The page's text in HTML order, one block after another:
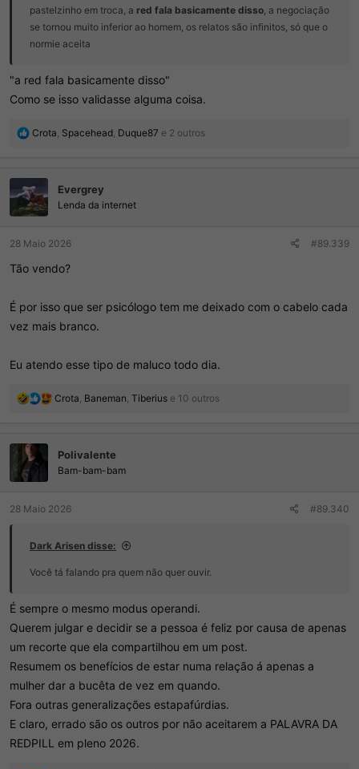
pastelzinho em troca, a red fala basicamente disso, a negociação
se tornou muito inferior ao homem, os relatos são infinitos, só que o
normie aceita
"a red fala basicamente disso"
Como se isso validasse alguma coisa.
R
ç
õ
e
s
Crota, Spacehead, Duque87 e 2 outros
Evergrey
Lenda da internet
28 Maio 2026 #89.339
Tão vendo?
É por isso que ser psicólogo tem me deixado com o cabelo cada
vez mais branco.
Eu atendo esse tipo de maluco todo dia.
R
õ
e
Crota, Baneman, Tiberius e 10 outros
Polivalente
Bam-bam-bam
28 Maio 2026 #89.340
Dark Arisen disse:
Você tá falando pra quem não quer ouvir.
É sempre o mesmo modus operandi.
Querem julgar e decidir se a pessoa é feliz por causa de apenas
um recorte que ela compartilhou em um post.
Resumem os benefícios de estar numa relação á apenas a
mulher dar a bucêta de vez em quando.
Fora outras generalizações estapafúrdias.
E claro, errado são os outros por não aceitarem a PALAVRA DA
REDPILL em pleno 2026.